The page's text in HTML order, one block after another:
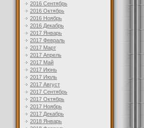
2016 Сентябрь
2016 Октябрь
2016 Ноябрь
2016 Декабрь
2017 Январь
2017 Февраль
2017 Март
2017 Апрель
2017 Май
2017 Июнь
2017 Июль
2017 Август
2017 Сентябрь
2017 Октябрь
2017 Ноябрь
2017 Декабрь
2018 Январь